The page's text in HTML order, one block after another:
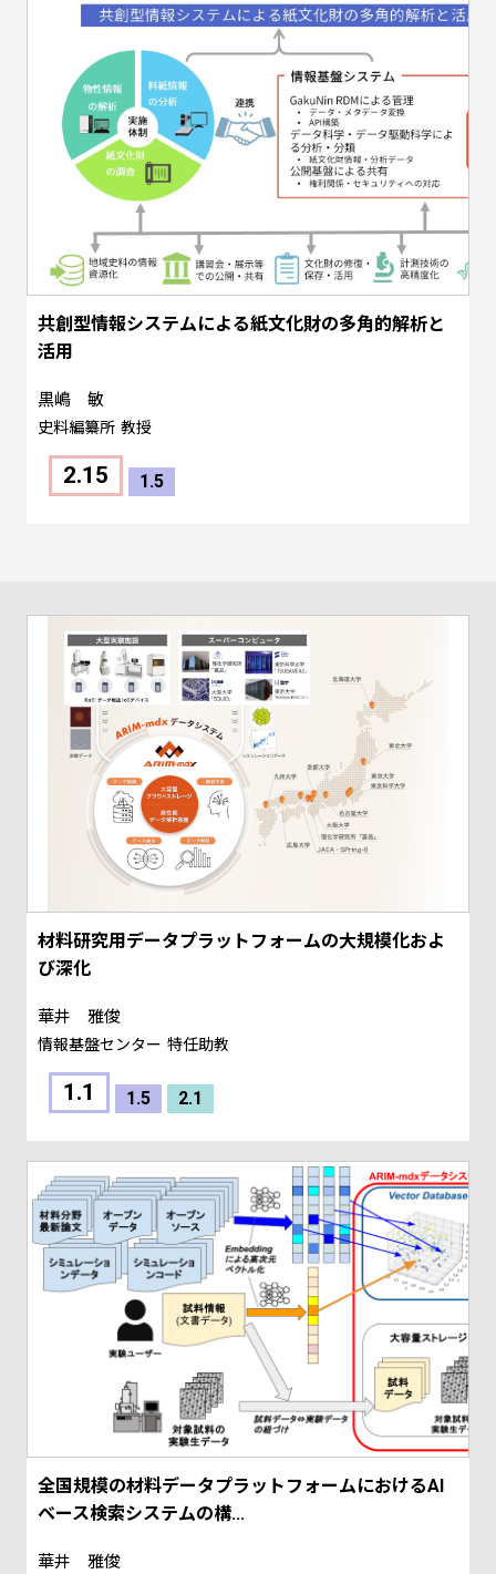
共創型情報システムによる紙文化財の多角的解析と
活用
黒嶋 敏
史料編纂所 教授
2.15 1.5
材料研究用データプラットフォームの大規模化およ
び深化
華井 雅俊
情報基盤センター 特任助教
1.1 1.5 2.1
全国規模の材料データプラットフォームにおけるAI
ベース検索システムの構...
華井 雅俊